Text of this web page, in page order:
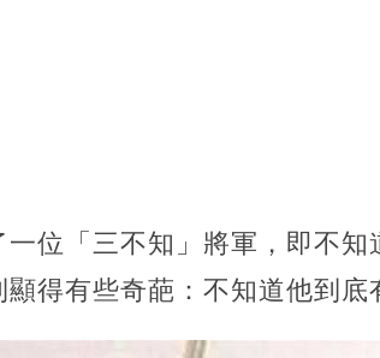
位「三不知」將軍，即不
得有些奇葩：不知道他到底